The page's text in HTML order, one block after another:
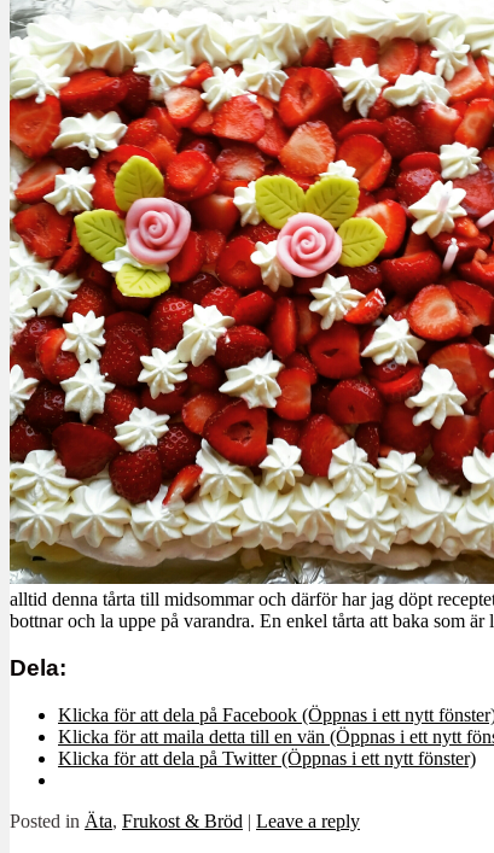
alltid denna tårta till midsommar och därför har jag döpt
bottnar och la uppe på varandra. En enkel tårta att baka som
Dela:
Klicka för att dela på Facebook (Öppnas i ett nytt
Klicka för att maila detta till en vän (Öppnas i ett nytt
Klicka för att dela på Twitter (Öppnas i ett nytt fönster)
Posted in Äta, Frukost & Bröd | Leave a reply